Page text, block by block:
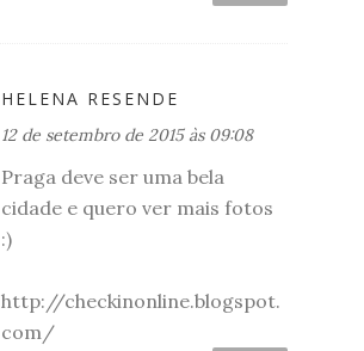
HELENA RESENDE
12 de setembro de 2015 às 09:08
Praga deve ser uma bela
cidade e quero ver mais fotos
:)
http://checkinonline.blogspot.
com/